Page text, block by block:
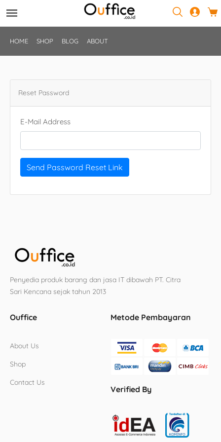
HOME SHOP BLOG ABOUT
Reset Password
E-Mail Address
Send Password Reset Link
Penyedia produk barang dan jasa IT dibawah PT. Citra
Sari Kencana sejak tahun 2013
Ouffice
About Us
Shop
Contact Us
Metode Pembayaran
Verified By